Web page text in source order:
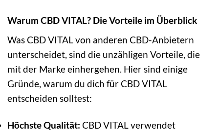
Warum CBD VITAL? Die Vorteile im Überblick
Was CBD VITAL von anderen CBD-Anbietern
unterscheidet, sind die unzähligen Vorteile, die
mit der Marke einhergehen. Hier sind einige
Gründe, warum du dich für CBD VITAL
entscheiden solltest:
Höchste Qualität: CBD VITAL verwendet